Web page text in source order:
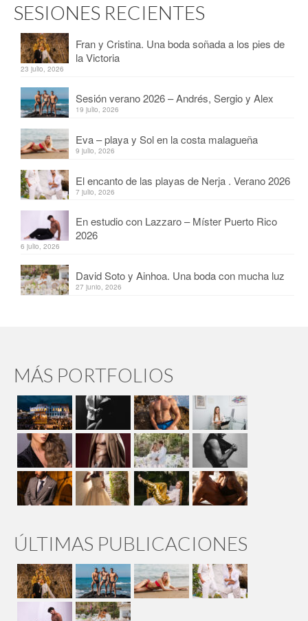
SESIONES RECIENTES
Fran y Cristina. Una boda soñada a los pies de
la Victoria
23 julio, 2026
Sesión verano 2026 – Andrés, Sergio y Alex
19 julio, 2026
Eva – playa y Sol en la costa malagueña
9 julio, 2026
El encanto de las playas de Nerja . Verano 2026
7 julio, 2026
En estudio con Lazzaro – Míster Puerto Rico
2026
6 julio, 2026
David Soto y Ainhoa. Una boda con mucha luz
27 junio, 2026
MÁS PORTFOLIOS
ÚLTIMAS PUBLICACIONES